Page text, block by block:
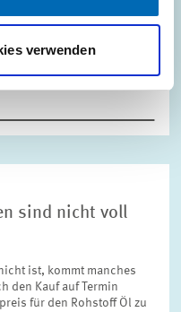
verwenden
STEUERREFORM
sind nicht voll
ist, kommt manches
den Kauf auf Termin
für den Rohstoff Öl zu